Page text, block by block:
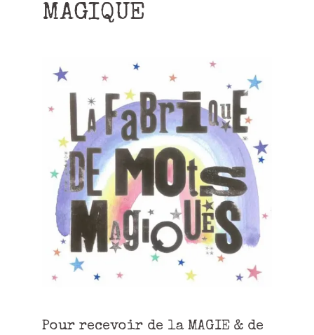
MAGIQUE
Pour recevoir de la MAGIE & de